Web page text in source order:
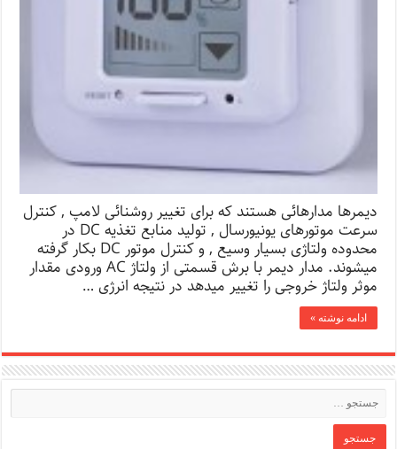
دیمرها مدارهائی هستند که برای تغییر روشنائی لامپ , کنترل
سرعت موتورهای یونیورسال , تولید منابع تغذیه DC در
محدوده ولتاژی بسیار وسیع , و کنترل موتور DC بکار گرفته
میشوند. مدار دیمر با برش قسمتی از ولتاژ AC ورودی مقدار
موثر ولتاژ خروجی را تغییر میدهد در نتیجه انرژی …
ادامه نوشته »